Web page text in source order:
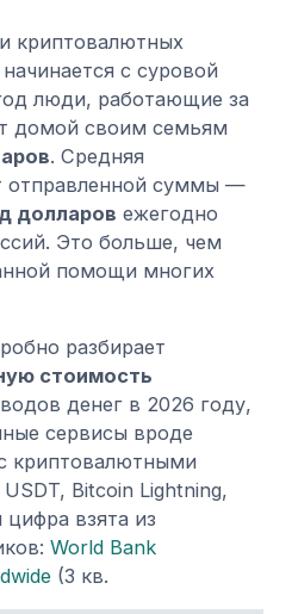
криптовалютных
с суровой
люди, работающие за
домой своим семьям
. Средняя
отправленной суммы —
долларов ежегодно
Это больше, чем
помощи многих
разбирает
стоимость
денег в 2026 году,
сервисы вроде
криптовалютными
Bitcoin Lightning,
взята из
World Bank
(3 кв.